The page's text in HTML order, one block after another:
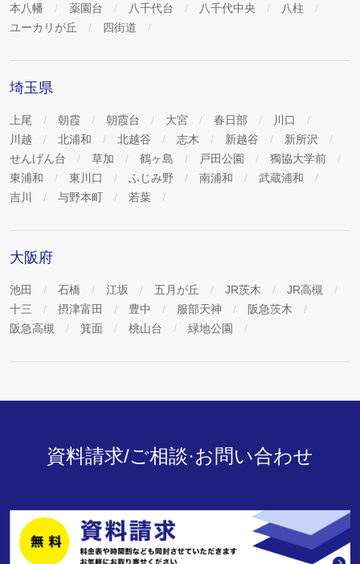
本八幡
薬園台 八千代台 八千代中央
八柱
ユーカリが丘
四街道
埼玉県
上尾 朝霞 朝霞台 大宮 春日部
川口
川越
北浦和 北越谷 志木 新越谷
新所沢
せんげん台
草加 鶴ヶ島 戸田公園
獨協大学前
東浦和
東川口 ふじみ野 南浦和
武蔵浦和
吉川
与野本町 若葉
大阪府
池田 石橋 江坂 五月が丘 JR茨木
JR高槻
十三
摂津富田 豊中 服部天神
阪急茨木
阪急高槻
箕面 桃山台 緑地公園
資料請求/ご相談·お問い合わせ